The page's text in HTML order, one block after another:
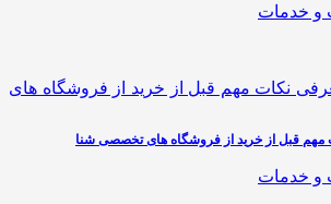
و خدمات
مهم قبل از خرید از فروشگاه های تخصصی شنا
و خدمات